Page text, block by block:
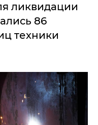
ликвидации
86
техники